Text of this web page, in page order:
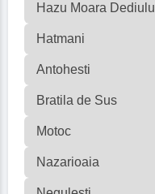
Hazu Moara
Hatmani
Antohesti
Bratila de Sus
Motoc
Nazarioaia